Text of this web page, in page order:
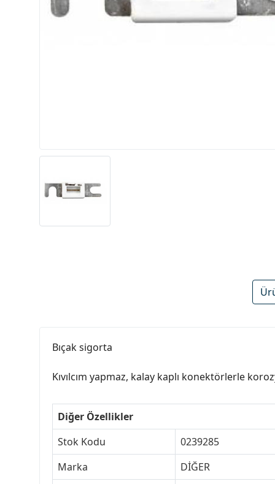
Bıçak sigorta
Kıvılcım yapmaz, kalay kaplı konektörlerle
Diğer Özellikler
Stok Kodu
0239285
Marka
DİĞER